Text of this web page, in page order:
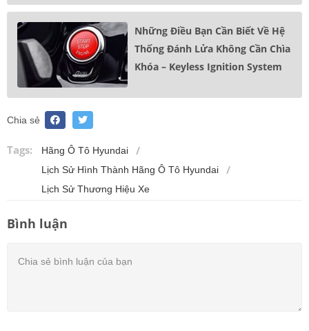
Những Điều Bạn Cần Biết Về Hệ
Thống Đánh Lửa Không Cần Chìa
Khóa – Keyless Ignition System
Chia sẻ
Tags:
Hãng Ô Tô Hyundai
Lịch Sử Hình Thành Hãng Ô Tô Hyundai
Lịch Sử Thương Hiệu Xe
Bình luận